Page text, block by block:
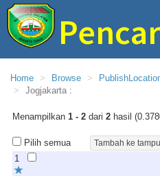
Perpustakaan
Home Browse
Jogjakarta :
Menampilkan 1 - 2 dari 2 hasil
Pilih semua
1